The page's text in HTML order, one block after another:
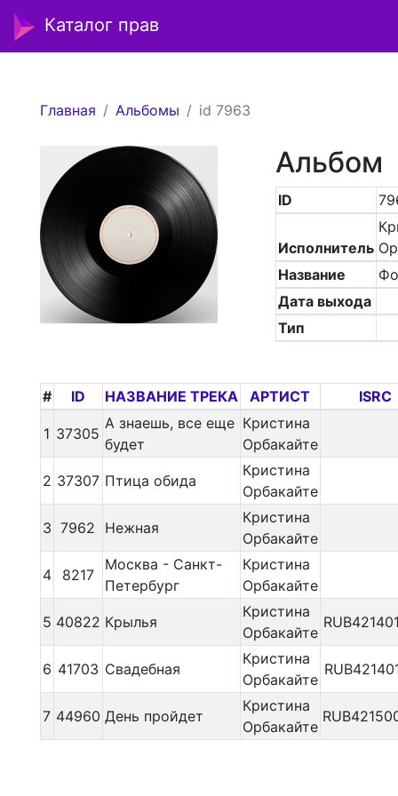
Каталог прав
Главная Альбомы id 7963
Альбом
ID
Исполнитель
Название
Дата выхода
Тип
# ID НАЗВАНИЕ ТРЕКА АРТИСТ ISRC
1 37305
А знаешь, все еще
будет
Кристина
Орбакайте
2 37307 Птица обида
Кристина
Орбакайте
3 7962 Нежная
Кристина
Орбакайте
4 8217
Москва - Санкт-
Петербург
Кристина
Орбакайте
5 40822 Крылья
Кристина
Орбакайте
6 41703 Свадебная
Кристина
Орбакайте
7 44960 День пройдет
Кристина
Орбакайте